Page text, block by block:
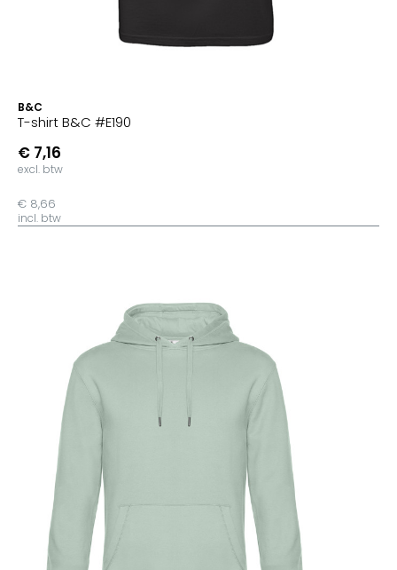
B&C
T-shirt B&C #E190
€ 7,16
excl. btw
€ 8,66
incl. btw